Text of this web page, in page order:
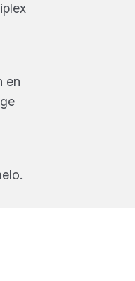
en
.